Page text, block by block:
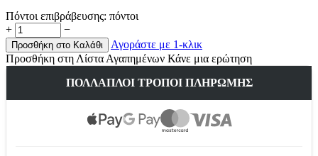
Πόντοι επιβράβευσης: πόντοι
+
−
Προσθήκη στο Καλάθι
Αγοράστε με 1-κλικ
Προσθήκη στη Λίστα Αγαπημένων Κάνε μια ερώτηση
ΠΟΛΛΑΠΛΟΊ ΤΡΌΠΟΙ ΠΛΗΡΩΜΉΣ